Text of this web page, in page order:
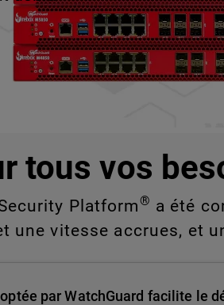
pas
tous vos
Platform® a été
une vitesse accrues, et
par WatchGuard facilite le